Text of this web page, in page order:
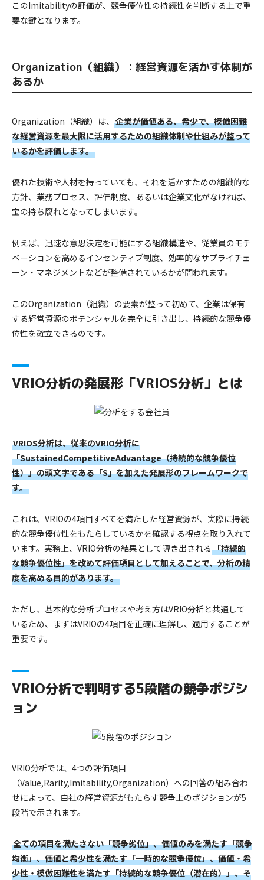
このImitabilityの評価が、競争優位性の持続性を判断する上で重
要な鍵となります。
Organization（組織）：経営資源を活かす体制が
あるか
Organization（組織）は、 企業が価値ある、希少で、模倣困難
な経営資源を最大限に活用するための組織体制や仕組みが整って
いるかを評価します。
優れた技術や人材を持っていても、それを活かすための組織的な
方針、業務プロセス、評価制度、あるいは企業文化がなければ、
宝の持ち腐れとなってしまいます。
例えば、迅速な意思決定を可能にする組織構造や、従業員のモチ
ベーションを高めるインセンティブ制度、効率的なサプライチェ
ーン・マネジメントなどが整備されているかが問われます。
このOrganization（組織）の要素が整って初めて、企業は保有
する経営資源のポテンシャルを完全に引き出し、持続的な競争優
位性を確立できるのです。
VRIO分析の発展形「VRIOS分析」とは
VRIOS分析は、従来のVRIO分析に
「SustainedCompetitiveAdvantage（持続的な競争優位
性）」の頭文字である「S」を加えた発展形のフレームワークで
す。
これは、VRIOの4項目すべてを満たした経営資源が、実際に持続
的な競争優位性をもたらしているかを確認する視点を取り入れて
います。実務上、VRIO分析の結果として導き出される 「持続的
な競争優位性」を改めて評価項目として加えることで、分析の精
度を高める目的があります。
ただし、基本的な分析プロセスや考え方はVRIO分析と共通して
いるため、まずはVRIOの4項目を正確に理解し、適用することが
重要です。
VRIO分析で判明する5段階の競争ポジシ
ョン
VRIO分析では、4つの評価項目
（Value,Rarity,Imitability,Organization）への回答の組み合わ
せによって、自社の経営資源がもたらす競争上のポジションが5
段階で示されます。
全ての項目を満たさない「競争劣位」、価値のみを満たす「競争
均衡」、価値と希少性を満たす「一時的な競争優位」、価値・希
少性・模倣困難性を満たす「持続的な競争優位（潜在的）」、そ